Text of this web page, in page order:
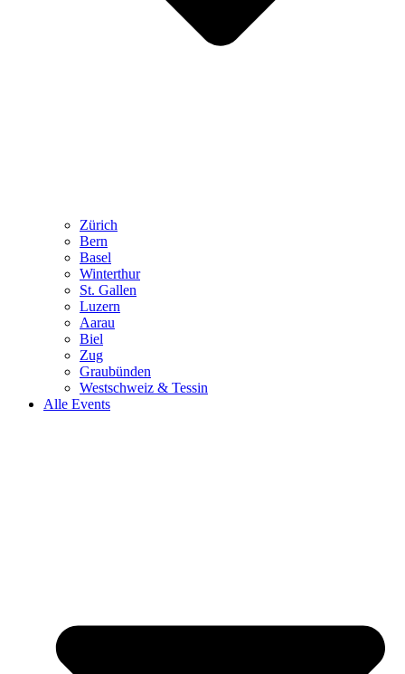
Zürich
Bern
Basel
Winterthur
St. Gallen
Luzern
Aarau
Biel
Zug
Graubünden
Westschweiz & Tessin
Alle Events